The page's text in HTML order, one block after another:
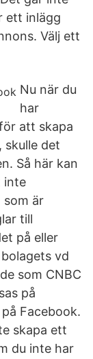
ett inlägg
Välj ett
Nu när du
har
att skapa
skulle det
Så här kan
inte
som är
till
på eller
vd
som CNBC
på
Facebook.
skapa ett
du inte har